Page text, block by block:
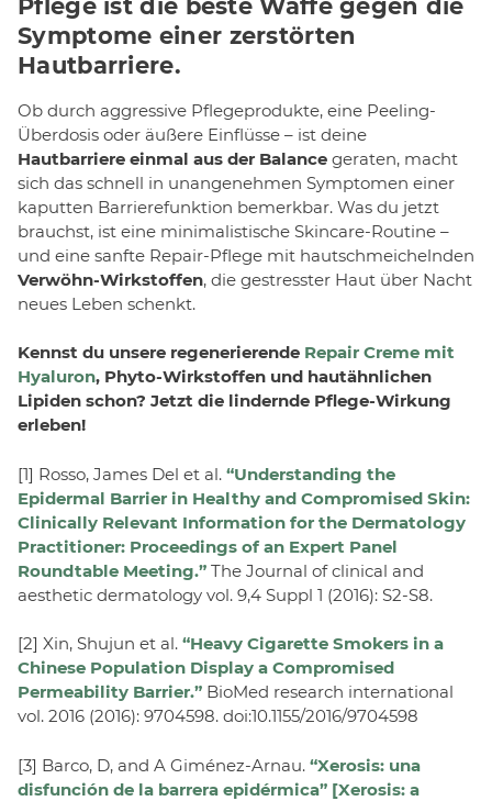
Pflege ist die beste Waffe gegen die
Symptome einer zerstörten
Hautbarriere.
Ob durch aggressive Pflegeprodukte, eine Peeling-
Überdosis oder äußere Einflüsse – ist deine
Hautbarriere einmal aus der Balance geraten, macht
sich das schnell in unangenehmen Symptomen einer
kaputten Barrierefunktion bemerkbar. Was du jetzt
brauchst, ist eine minimalistische Skincare-Routine –
und eine sanfte Repair-Pflege mit hautschmeichelnden
Verwöhn-Wirkstoffen, die gestresster Haut über Nacht
neues Leben schenkt.
Kennst du unsere regenerierende Repair Creme mit
Hyaluron, Phyto-Wirkstoffen und hautähnlichen
Lipiden schon? Jetzt die lindernde Pflege-Wirkung
erleben!
[1] Rosso, James Del et al. “Understanding the
Epidermal Barrier in Healthy and Compromised Skin:
Clinically Relevant Information for the Dermatology
Practitioner: Proceedings of an Expert Panel
Roundtable Meeting.” The Journal of clinical and
aesthetic dermatology vol. 9,4 Suppl 1 (2016): S2-S8.
[2] Xin, Shujun et al. “Heavy Cigarette Smokers in a
Chinese Population Display a Compromised
Permeability Barrier.” BioMed research international
vol. 2016 (2016): 9704598. doi:10.1155/2016/9704598
[3] Barco, D, and A Giménez-Arnau. “Xerosis: una
disfunción de la barrera epidérmica” [Xerosis: a